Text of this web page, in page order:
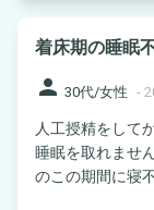
着床期の睡眠
person 30代/女性 -
人工授精をして
睡眠を取れませ
のこの期間に寝